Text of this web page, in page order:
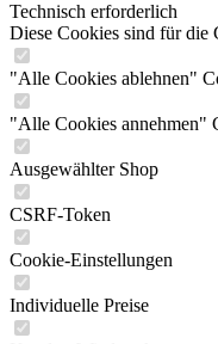
Technisch erforderlich
Diese Cookies sind für die
"Alle Cookies ablehnen"
"Alle Cookies annehmen"
Ausgewählter Shop
CSRF-Token
Cookie-Einstellungen
Individuelle Preise